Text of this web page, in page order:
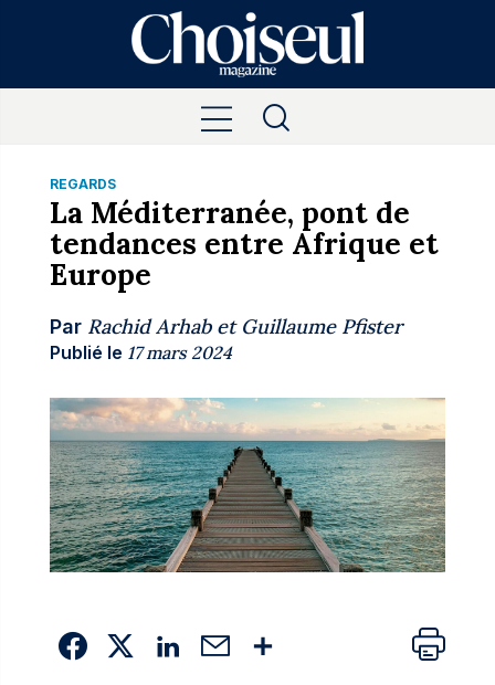
REGARDS
La Méditerranée, pont de
tendances entre Afrique et
Europe
Par Rachid Arhabet Guillaume Pfister
Publié le 17 mars 2024